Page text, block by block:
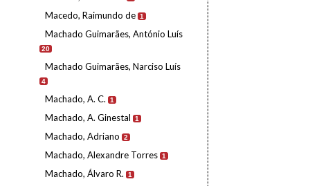
Macedo, Raimundo de 1
Machado Guimarães, António Luís
20
Machado Guimarães, Narciso Luís
4
Machado, A. C. 1
Machado, A. Ginestal 1
Machado, Adriano 2
Machado, Alexandre Torres 1
Machado, Álvaro R. 1